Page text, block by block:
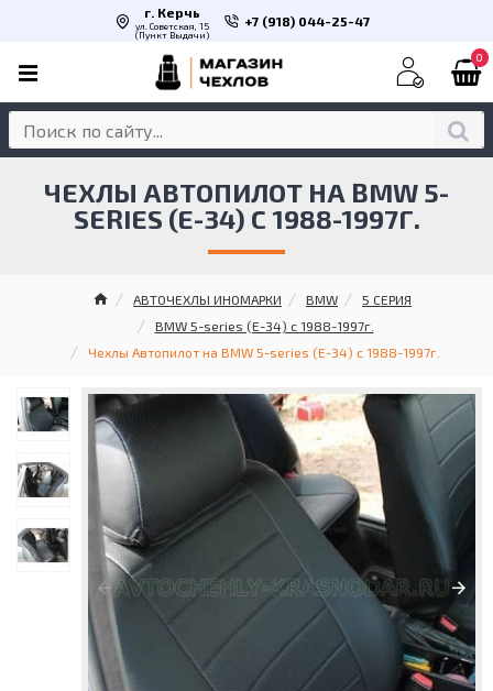
г. Керчь
ул. Советская, 15
(Пункт Выдачи)
+7 (918) 044-25-47
0
АВТОЧЕХЛЫ ИНОМАРКИ BMW
5 СЕРИЯ
BMW 5-series (E-34) с 1988-1997г.
Чехлы Автопилот на BMW 5-series (E-34) с 1988-1997г.
ЧЕХЛЫ АВТОПИЛОТ НА BMW 5-
SERIES (E-34) С 1988-1997Г.